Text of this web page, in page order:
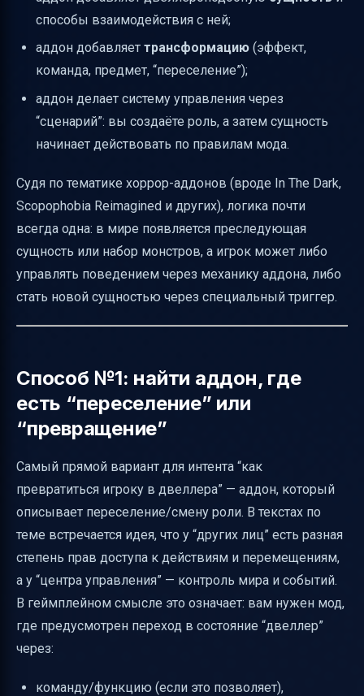
способы взаимодействия с ней;
аддон добавляет трансформацию (эффект,
команда, предмет, “переселение”);
аддон делает систему управления через
“сценарий”: вы создаёте роль, а затем сущность
начинает действовать по правилам мода.
Судя по тематике хоррор-аддонов (вроде In The Dark,
Scopophobia Reimagined и других), логика почти
всегда одна: в мире появляется преследующая
сущность или набор монстров, а игрок может либо
управлять поведением через механику аддона, либо
стать новой сущностью через специальный триггер.
Способ №1: найти аддон, где
есть “переселение” или
“превращение”
Самый прямой вариант для интента “как
превратиться игроку в двеллера” — аддон, который
описывает переселение/смену роли. В текстах по
теме встречается идея, что у “других лиц” есть разная
степень прав доступа к действиям и перемещениям,
а у “центра управления” — контроль мира и событий.
В геймплейном смысле это означает: вам нужен мод,
где предусмотрен переход в состояние “двеллер”
через:
команду/функцию (если это позволяет),